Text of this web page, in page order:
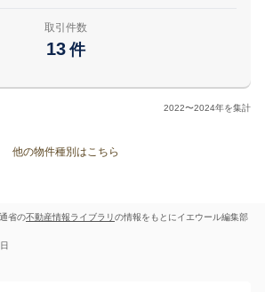
取引件数
13 件
2022〜2024年を集計
他の物件種別はこちら
省の不動産情報ライブラリの情報をもとにイエウール編集部